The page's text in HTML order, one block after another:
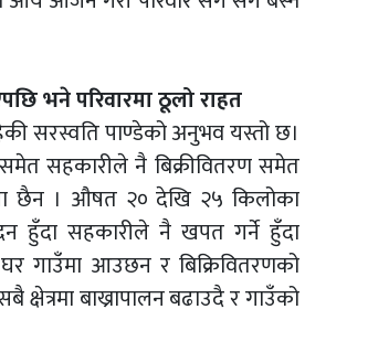
भने परिवारमा ठूलो राहत
सरस्वति पाण्डेको अनुभव यस्तो छ।
सहकारीले नै बिक्रीवितरण समेत
छैन । औषत २० देखि २५ किलोका
हुँदा सहकारीले नै खपत गर्ने हुँदा
गाउँमा आउछन र बिक्रिवितरणको
बाख्रापालन बढाउदै र गाउँको